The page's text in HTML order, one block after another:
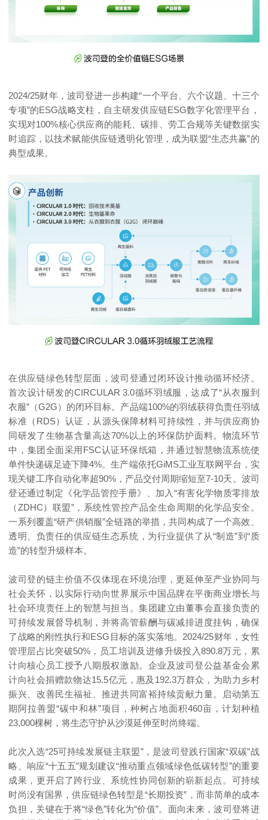
2024/25财年，波司登进一步构建“一个平台、六个议题、十三个
专项”的ESG战略支柱，自主研发供应链ESG数字化管理平台，
实现对100%核心供应商的能耗、碳排、劳工合规等关键数据实
时追踪，以技术赋能供应链透明化管理，成为联盟“生态共赢”的
典型成果。
在供应链绿色转型层面，波司登通过闭环设计推动循环经济。
首次设计研发的CIRCULAR 3.0循环羽绒服，达成了“从衣服到
衣服”（G2G）的闭环目标。产品端100%的羽绒获得负责任羽绒
标准（RDS）认证，从源头保障材料可持续性，并与供应商协
同研发了生物基含量高达70%以上的环保防护面料。物流环节
中，集团全面采用FSC认证环保纸箱，并通过智慧物流系统使
单件快递碳足迹下降4%。生产端依托GiMS工业互联网平台，实
现关键工序自动化率超90%，产品交付周期缩短至7-10天。波司
登还通过制定《化学品管控手册》、加入“有害化学物质零排放
（ZDHC）联盟”，系统性管控产品全生命周期的化学品安全。
一系列覆盖“研产供销服”全链路的举措，共同构成了一个高效、
透明、负责任的供应链生态系统，为行业提供了从“制造”到“质
造”的转型升级样本。
波司登的链主价值不仅体现在环境治理，更延伸至产业协同与
社会关怀，以实际行动向世界展示中国品牌在平衡商业增长与
社会环境责任上的智慧与担当。集团建立由董事会直接负责的
可持续发展督导机制，并将高管薪酬与碳减排进度挂钩，确保
了战略的刚性执行和ESG目标的落实落地。2024/25财年，女性
管理层占比突破50%，员工培训及进修升级投入890.8万元，累
计向核心员工授予八期股权激励。企业及波司登公益基金会累
计向社会捐赠款物达15.5亿元，惠及192.3万群众，为助力乡村
振兴、改善民生福祉、推进共同富裕持续贡献力量。启动第五
期阿拉善盟“碳中和林”项目，种树占地面积460亩，计划种植
23,000棵树，将生态守护从沙漠延伸至时尚终端。
此次入选“25可持续发展链主联盟”，是波司登践行国家“双碳”战
略、响应“十五五”规划建议“推动重点领域绿色低碳转型”的重要
成果，更开启了跨行业、系统性协同创新的崭新起点。可持续
时尚没有国界，供应链绿色转型是“长期投资”，而非简单的成本
负担，关键在于将“绿色”转化为“价值”。面向未来，波司登将进